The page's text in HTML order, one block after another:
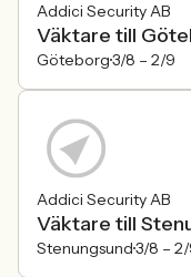
Addici Security AB
Väktare till
Göteborg3/8 – 2/9
Addici Security AB
Väktare till
Stenungsund3/8 –